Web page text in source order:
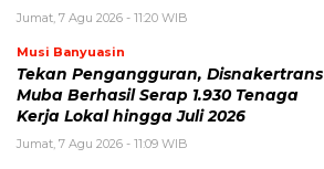
Jumat, 7 Agu 2026 - 11:20 WIB
Musi Banyuasin
Tekan Pengangguran, Disnakertrans
Muba Berhasil Serap 1.930 Tenaga
Kerja Lokal hingga Juli 2026
Jumat, 7 Agu 2026 - 11:09 WIB